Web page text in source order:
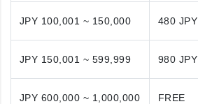
JPY 100,001 ~ 150,000 480 JPY
JPY 150,001 ~ 599,999 980 JPY
JPY 600,000 ~ 1,000,000 FREE